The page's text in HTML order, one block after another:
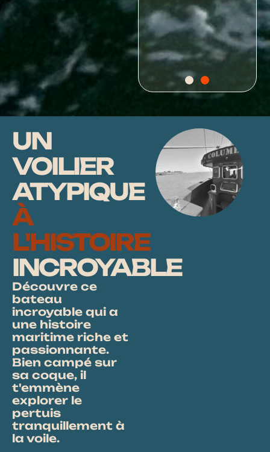
Croisière
Columbus
À toute heure de la journée
Détails
Columbus
Pour explorer plus loin et
plus longtemps, bref,
profiter au maximum.
Détails
UN
VOILIER
ATYPIQUE
À
L'HISTOIRE
INCROYABLE
Découvre ce
bateau
incroyable qui a
une histoire
maritime riche et
passionnante.
Bien campé sur
sa coque, il
t'emmène
explorer le
pertuis
tranquillement à
la voile.